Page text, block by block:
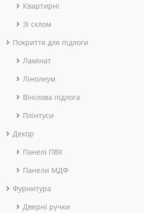
Квартирні
Зі склом
Покриття для підлоги
Ламінат
Лінолеум
Вінілова підлога
Плінтуси
Декор
Панелі ПВХ
Панели МДФ
Фурнитура
Дверні ручки